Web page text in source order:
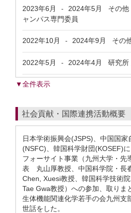
2023年6月 - 2024年5月
その他
ャンパス専門委員
2022年10月 - 2024年9月 その
2022年5月 - 2024年4月 研究所
▼全件表示
社会貢献・国際連携活動概要
日本学術振興会(JSPS)、中国国家
(NSFC)、韓国科学財団(KOSEF)
フォーサイト事業（九州大学・先
表 丸山厚教授、中国科学院・長
Chen, Xuesi教授、韓国科学技術
Tae Gwa教授）への参加、取りま
生体機能関連化学若手の会九州支
世話をした。